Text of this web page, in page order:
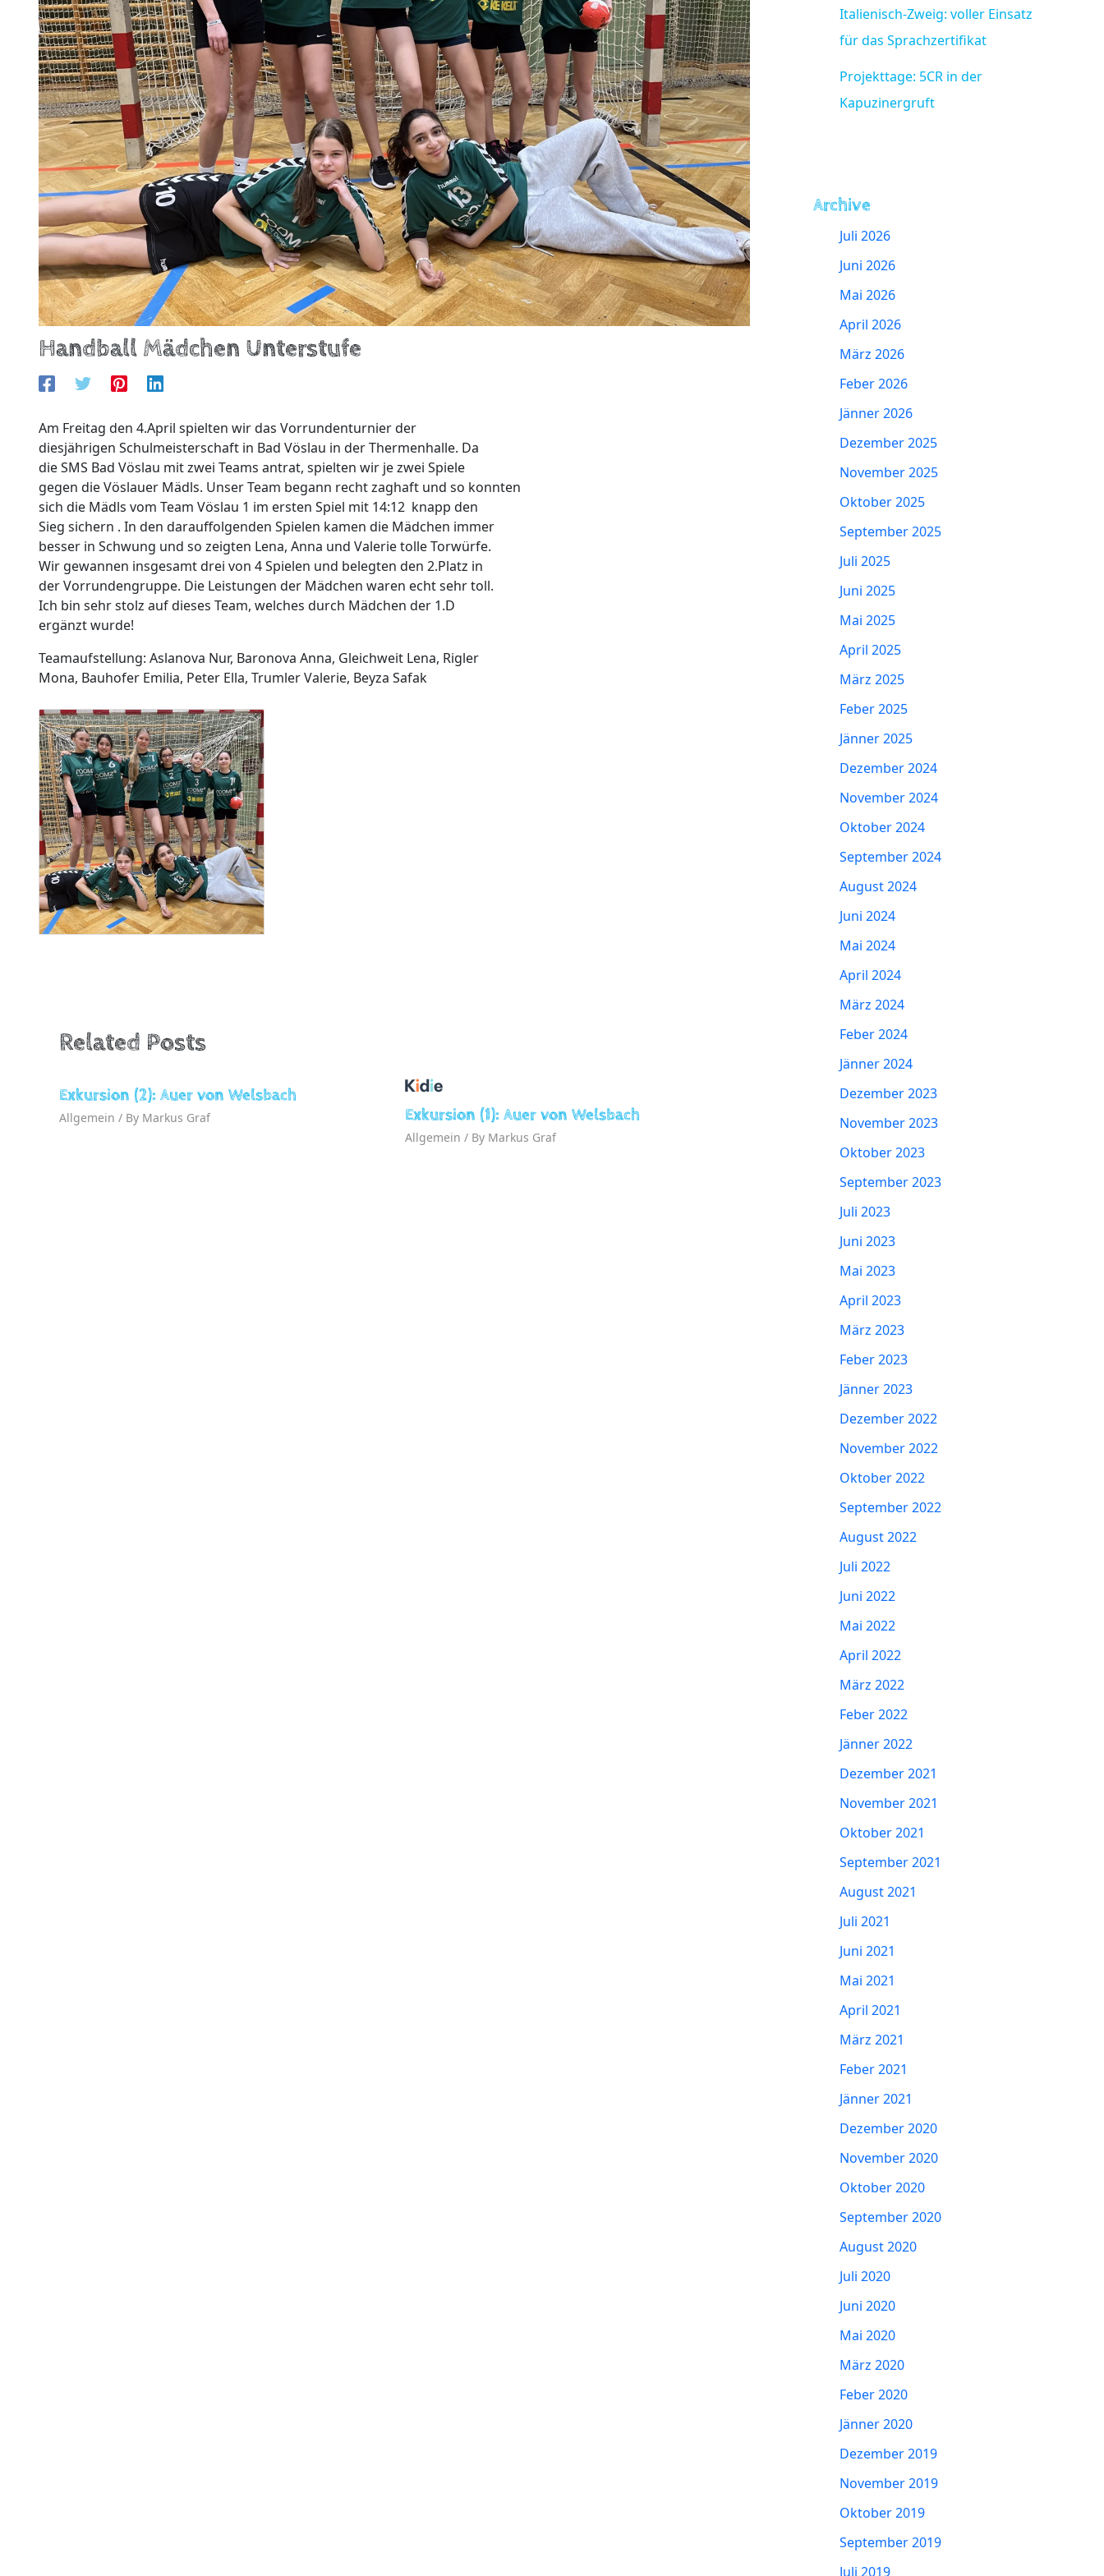
Handball Mädchen Unterstufe
Am Freitag den 4.April spielten wir das Vorrundenturnier der
diesjährigen Schulmeisterschaft in Bad Vöslau in der Thermenhalle. Da
die SMS Bad Vöslau mit zwei Teams antrat, spielten wir je zwei Spiele
gegen die Vöslauer Mädls. Unser Team begann recht zaghaft und so konnten
sich die Mädls vom Team Vöslau 1 im ersten Spiel mit 14:12 knapp den
Sieg sichern . In den darauffolgenden Spielen kamen die Mädchen immer
besser in Schwung und so zeigten Lena, Anna und Valerie tolle Torwürfe.
Wir gewannen insgesamt drei von 4 Spielen und belegten den 2.Platz in
der Vorrundengruppe. Die Leistungen der Mädchen waren echt sehr toll.
Ich bin sehr stolz auf dieses Team, welches durch Mädchen der 1.D
ergänzt wurde!
Teamaufstellung: Aslanova Nur, Baronova Anna, Gleichweit Lena, Rigler
Mona, Bauhofer Emilia, Peter Ella, Trumler Valerie, Beyza Safak
Related Posts
Exkursion (2): Auer von Welsbach
Allgemein / By Markus Graf Exkursion (1): Auer von Welsbach
Allgemein / By Markus Graf
Italienisch-Zweig: voller Einsatz
für das Sprachzertifikat
Projekttage: 5CR in der
Kapuzinergruft
Archive
Juli 2026
Juni 2026
Mai 2026
April 2026
März 2026
Feber 2026
Jänner 2026
Dezember 2025
November 2025
Oktober 2025
September 2025
Juli 2025
Juni 2025
Mai 2025
April 2025
März 2025
Feber 2025
Jänner 2025
Dezember 2024
November 2024
Oktober 2024
September 2024
August 2024
Juni 2024
Mai 2024
April 2024
März 2024
Feber 2024
Jänner 2024
Dezember 2023
November 2023
Oktober 2023
September 2023
Juli 2023
Juni 2023
Mai 2023
April 2023
März 2023
Feber 2023
Jänner 2023
Dezember 2022
November 2022
Oktober 2022
September 2022
August 2022
Juli 2022
Juni 2022
Mai 2022
April 2022
März 2022
Feber 2022
Jänner 2022
Dezember 2021
November 2021
Oktober 2021
September 2021
August 2021
Juli 2021
Juni 2021
Mai 2021
April 2021
März 2021
Feber 2021
Jänner 2021
Dezember 2020
November 2020
Oktober 2020
September 2020
August 2020
Juli 2020
Juni 2020
Mai 2020
März 2020
Feber 2020
Jänner 2020
Dezember 2019
November 2019
Oktober 2019
September 2019
Juli 2019